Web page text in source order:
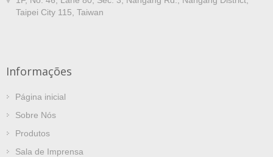
Taipei City 115, Taiwan
Informações
Página inicial
Sobre Nós
Produtos
Sala de Imprensa